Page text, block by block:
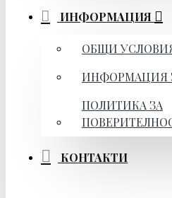
ИНФОРМАЦИЯ
ОБЩИ
ИНФОРМАЦИЯ
ПОЛИТИКА ЗА
КОНТАКТИ